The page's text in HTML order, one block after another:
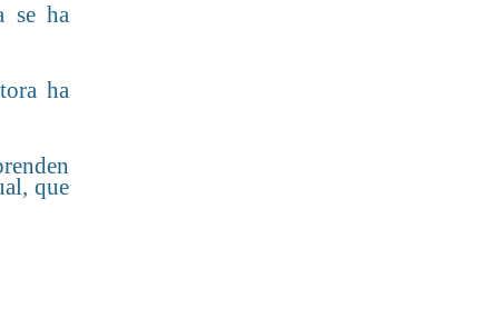
se ha
ha
que